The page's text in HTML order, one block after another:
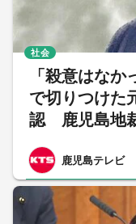
「殺意はな
で切りつけた
認 鹿児島地
鹿児島テレビ
社会